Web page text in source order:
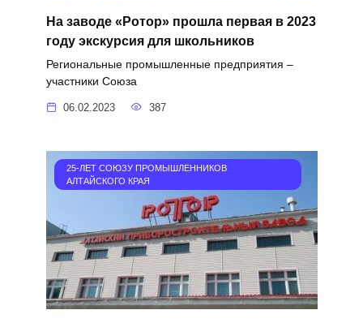
На заводе «Ротор» прошла первая в 2023
году экскурсия для школьников
Региональные промышленные предприятия –
участники Союза
06.02.2023 387
25-ЛЕТ СОЮЗУ ПРОМЫШЛЕННИКОВ
АЛТАЙСКОГО КРАЯ